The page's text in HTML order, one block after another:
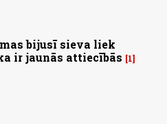
bijusī sieva liek
ir jaunās attiecībās
1